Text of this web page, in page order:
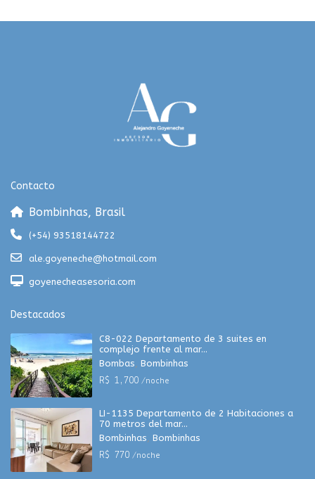
Contacto
Bombinhas, Brasil
(+54) 93518144722
ale.goyeneche@hotmail.com
goyenecheasesoria.com
Destacados
C8-022 Departamento de 3 suites en
complejo frente al mar...
Bombas, Bombinhas
R$ 1,700/noche
LI-1135 Departamento de 2 Habitaciones a
70 metros del mar...
Bombinhas Bombinhas
R$ 770/noche